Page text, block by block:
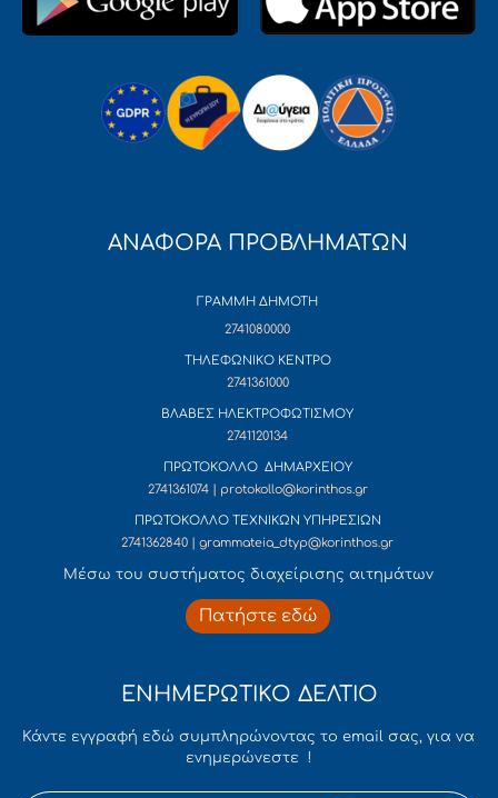
ΑΝΑΦΟΡΑ ΠΡΟΒΛΗΜΑΤΩΝ
ΓΡΑΜΜΗ ΔΗΜΟΤΗ
2741080000
ΤΗΛΕΦΩΝΙΚΟ ΚΕΝΤΡΟ
2741361000
ΒΛΑΒΕΣ ΗΛΕΚΤΡΟΦΩΤΙΣΜΟΥ
2741120134
ΠΡΩΤΟΚΟΛΛΟ ΔΗΜΑΡΧΕΙΟΥ
2741361074 | protokollo@korinthos.gr
ΠΡΩΤΟΚΟΛΛΟ ΤΕΧΝΙΚΩΝ ΥΠΗΡΕΣΙΩΝ
2741362840 | grammateia_dtyp@korinthos.gr
Mέσω του συστήματος διαχείρισης αιτημάτων
Πατήστε εδώ
ΕΝΗΜΕΡΩΤΙΚΟ ΔΕΛΤΙΟ
Κάντε εγγραφή εδώ συμπληρώνοντας το email σας, για να
ενημερώνεστε !